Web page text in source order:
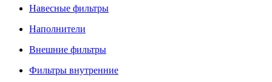
Навесные фильтры
Наполнители
Внешние фильтры
Фильтры внутренние